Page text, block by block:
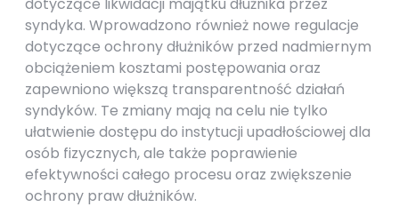
syndyka. Wprowadzono również nowe regulacje
dotyczące ochrony dłużników przed nadmiernym
obciążeniem kosztami postępowania oraz
zapewniono większą transparentność działań
syndyków. Te zmiany mają na celu nie tylko
ułatwienie dostępu do instytucji upadłościowej dla
osób fizycznych, ale także poprawienie
efektywności całego procesu oraz zwiększenie
ochrony praw dłużników.